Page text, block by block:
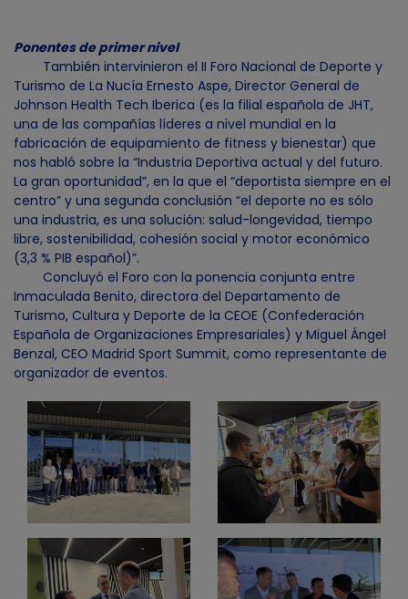
Ponentes de primer nivel
También intervinieron el II Foro Nacional de Deporte y
Turismo de La Nucía Ernesto Aspe, Director General de
Johnson Health Tech Iberica (es la filial española de JHT,
una de las compañías líderes a nivel mundial en la
fabricación de equipamiento de fitness y bienestar) que
nos habló sobre la “Industria Deportiva actual y del futuro.
La gran oportunidad”, en la que el “deportista siempre en el
centro” y una segunda conclusión “el deporte no es sólo
una industria, es una solución: salud-longevidad, tiempo
libre, sostenibilidad, cohesión social y motor económico
(3,3 % PIB español)”.
Concluyó el Foro con la ponencia conjunta entre
Inmaculada Benito, directora del Departamento de
Turismo, Cultura y Deporte de la CEOE (Confederación
Española de Organizaciones Empresariales) y Miguel Ángel
Benzal, CEO Madrid Sport Summit, como representante de
organizador de eventos.